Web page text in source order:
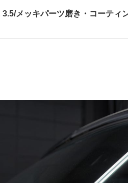
メッキパーツ磨き・コーティ